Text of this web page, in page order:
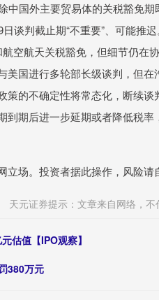
中国外主要贸易体的关税豁免
谈判截止期“不重要”、可能推
空航天关税豁免，但细节仍在
国进行多轮部长级谈判，但在
策的不确定性将常态化，断续谈
期后进一步延期或者降低税率
场。投资者据此操作，风险请
天元证券提示：文章来自网络，不
估值【IPO观察】
380万元